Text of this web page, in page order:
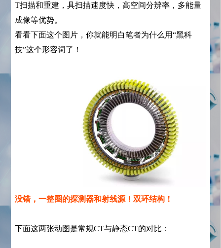
T扫描和重建，具扫描速度快，高空间分辨率，多能量
成像等优势。
看看下面这个图片，你就能明白笔者为什么用“黑科
技”这个形容词了！
没错，一整圈的探测器和射线源！双环结构！
下面这两张动图是常规CT与静态CT的对比：